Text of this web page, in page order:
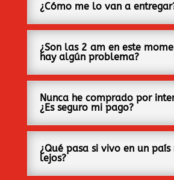
¿Cómo me lo van a
¿Son las 2 am en este
hay algún problema?
Nunca he comprado por
¿Es seguro mi pago?
¿Qué pasa si vivo en un país
lejos?